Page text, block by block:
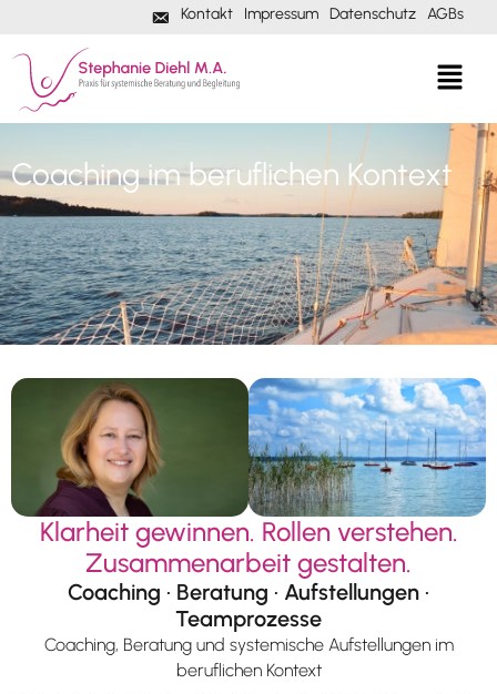
M
i
l
Kontakt Impressum Datenschutz AGBs
Coaching im beruf​lichen Kontext
Klarheit gewinnen. Rollen verstehen.
Zusammenarbeit gestalten.
Coaching · Beratung · Aufstellungen ·
Teamprozesse
Coaching, Beratung und systemische Aufstellungen im
beruflichen Kontext